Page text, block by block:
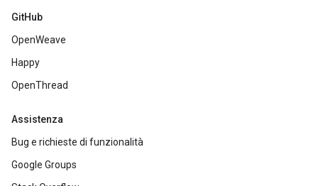
GitHub
OpenWeave
Happy
OpenThread
Assistenza
Bug e richieste di funzionalità
Google Groups